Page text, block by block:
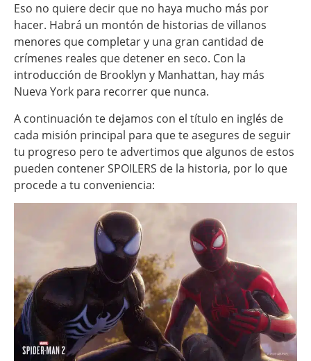
Eso no quiere decir que no haya mucho más por
hacer. Habrá un montón de historias de villanos
menores que completar y una gran cantidad de
crímenes reales que detener en seco. Con la
introducción de Brooklyn y Manhattan, hay más
Nueva York para recorrer que nunca.
A continuación te dejamos con el título en inglés de
cada misión principal para que te asegures de seguir
tu progreso pero te advertimos que algunos de estos
pueden contener SPOILERS de la historia, por lo que
procede a tu conveniencia: